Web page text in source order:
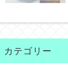
カテゴリー